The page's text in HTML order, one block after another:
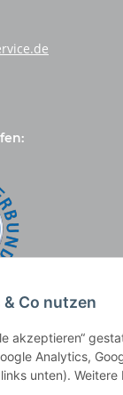
Co nutzen
akzeptieren“
Analytics,
unten). Weitere